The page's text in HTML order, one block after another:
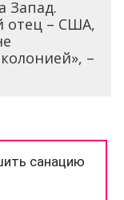
Запад.
отец – США,
–